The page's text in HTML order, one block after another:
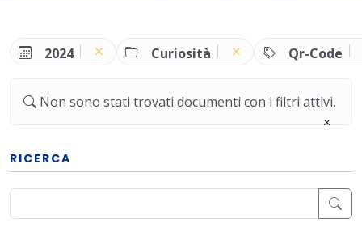
2024 Curiosità Qr-Code
Non sono stati trovati documenti con i filtri attivi.
RICERCA